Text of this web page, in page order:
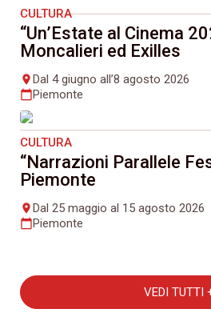
CULTURA
“Un’Estate al Cinema
Moncalieri ed Exilles
placeDal 4 giugno all’8 agosto 2026
calendar_todayPiemonte
CULTURA
“Narrazioni Parallele
Piemonte
placeDal 25 maggio al 15 agosto 2026
calendar_todayPiemonte
VEDI TUTTI